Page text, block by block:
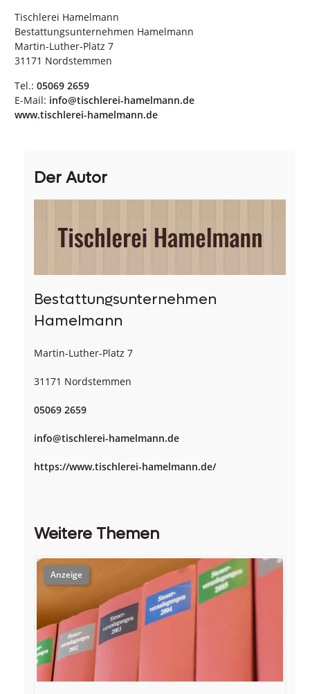
Tischlerei Hamelmann
Bestattungsunternehmen Hamelmann
Martin-Luther-Platz 7
31171 Nordstemmen
Tel.: 05069 2659
E-Mail: info@tischlerei-hamelmann.de
www.tischlerei-hamelmann.de
Der Autor
Bestattungsunternehmen
Hamelmann
Martin-Luther-Platz 7
31171 Nordstemmen
05069 2659
info@tischlerei-hamelmann.de
https://www.tischlerei-hamelmann.de/
Weitere Themen